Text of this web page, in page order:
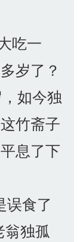
吃一
岁了？
如今独
竹斋子
息了下
食了
独孤